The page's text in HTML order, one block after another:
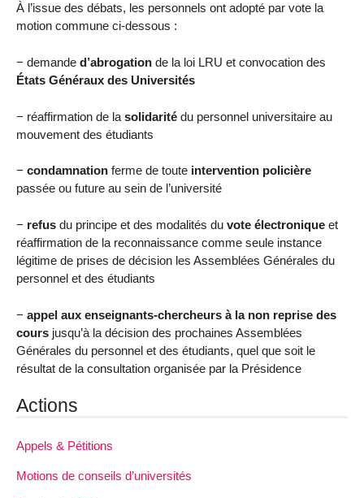
À l’issue des débats, les personnels ont adopté par vote la
motion commune ci-dessous :
− demande d’abrogation de la loi LRU et convocation des
États Généraux des Universités
− réaffirmation de la solidarité du personnel universitaire au
mouvement des étudiants
− condamnation ferme de toute intervention policière
passée ou future au sein de l’université
− refus du principe et des modalités du vote électronique et
réaffirmation de la reconnaissance comme seule instance
légitime de prises de décision les Assemblées Générales du
personnel et des étudiants
− appel aux enseignants-chercheurs à la non reprise des
cours jusqu’à la décision des prochaines Assemblées
Générales du personnel et des étudiants, quel que soit le
résultat de la consultation organisée par la Présidence
Actions
Appels & Pétitions
Motions de conseils d’universités